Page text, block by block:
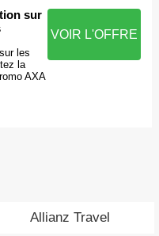
sur
les
la
AXA
VOIR L'OFFRE
Allianz Travel